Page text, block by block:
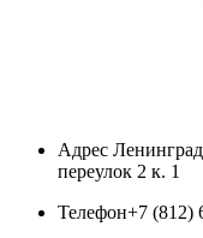
Адрес
переулок 2 к. 1
Телефон+7 (812)